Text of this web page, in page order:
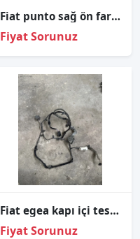
Fiat punto sağ ön far mor soket orjinal çıkma parça
Fiyat Sorunuz
Fiat egea kapı içi tesisatı 052047263
Fiyat Sorunuz